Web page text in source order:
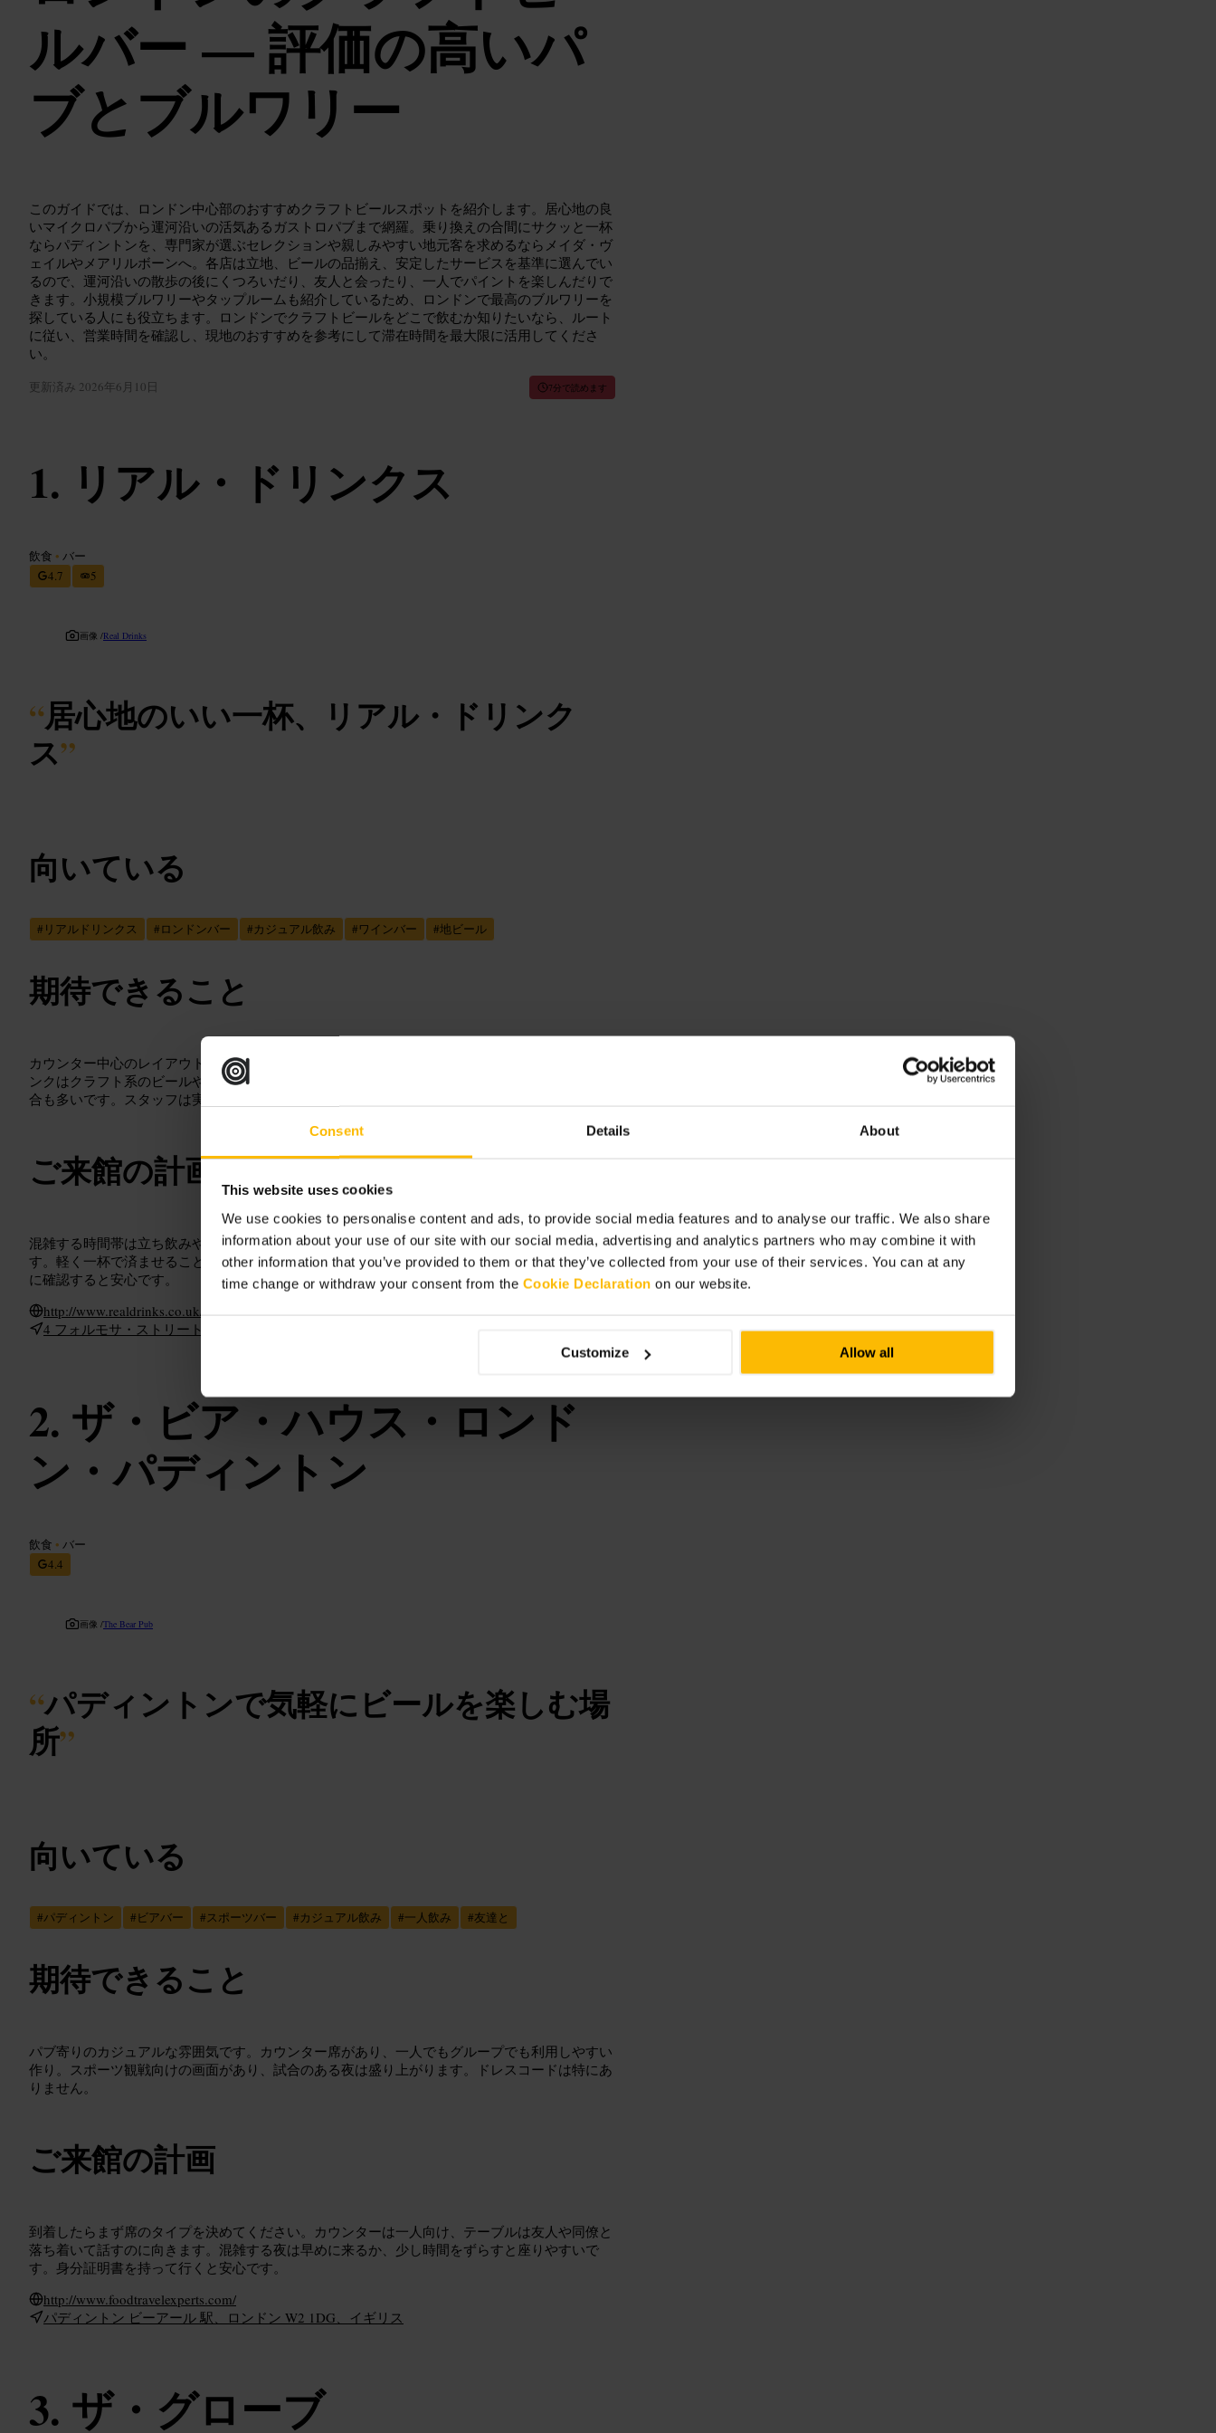
Consent Details About
This website uses cookies
We use cookies to personalise content and ads, to provide social media features and to analyse our traffic. We also share
information about your use of our site with our social media, advertising and analytics partners who may combine it with
other information that you’ve provided to them or that they’ve collected from your use of their services. You can at any
time change or withdraw your consent from the Cookie Declaration on our website.
Customize Allow all
ルバー — 評価の高いパ
ブとブルワリー
このガイドでは、ロンドン中心部のおすすめクラフトビールスポットを紹介します。居心地の良
いマイクロパブから運河沿いの活気あるガストロパブまで網羅。乗り換えの合間にサクッと一杯
ならパディントンを、専門家が選ぶセレクションや親しみやすい地元客を求めるならメイダ・ヴ
ェイルやメアリルボーンへ。各店は立地、ビールの品揃え、安定したサービスを基準に選んでい
るので、運河沿いの散歩の後にくつろいだり、友人と会ったり、一人でパイントを楽しんだりで
きます。小規模ブルワリーやタップルームも紹介しているため、ロンドンで最高のブルワリーを
探している人にも役立ちます。ロンドンでクラフトビールをどこで飲むか知りたいなら、ルート
に従い、営業時間を確認し、現地のおすすめを参考にして滞在時間を最大限に活用してくださ
い。
更新済み 2026年6月10日 7分で読めます
リアル・ドリンクス
飲食 • バー
4.7
5
画像 /Real Drinks
“居心地のいい一杯、リアル・ドリンク
ス”
向いている
# リアルドリンクス #ロンドンバー #カジュアル飲み #ワインバー #地ビール
期待できること
カウンター中心のレイアウトで席数は少なめです。照明は抑えめで会話がしやすい雰囲気。ドリ
ンクはクラフト系のビールやナチュラル系ワインが揃う傾向があります。軽いおつまみがある場
合も多いです。スタッフは実用的で手早くサービスします。
ご来館の計画
混雑する時間帯は立ち飲みや相席が出ることがあるので、グループなら早めの到着がおすすめで
す。軽く一杯で済ませることも、ゆっくり話すことも両方向きます。現地での支払い方法は事前
に確認すると安心です。
http://www.realdrinks.co.uk/
4 フォルモサ・ストリート、ロンドン W9 1EE、イギリス
ザ・ビア・ハウス・ロンド
ン・パディントン
飲食 • バー
4.4
画像 /The Bear Pub
“パディントンで気軽にビールを楽しむ場
所”
向いている
#パディントン #ビアバー #スポーツバー #カジュアル飲み #一人飲み #友達と
期待できること
パブ寄りのカジュアルな雰囲気です。カウンター席があり、一人でもグループでも利用しやすい
作り。スポーツ観戦向けの画面があり、試合のある夜は盛り上がります。ドレスコードは特にあ
りません。
ご来館の計画
到着したらまず席のタイプを決めてください。カウンターは一人向け、テーブルは友人や同僚と
落ち着いて話すのに向きます。混雑する夜は早めに来るか、少し時間をずらすと座りやすいで
す。身分証明書を持って行くと安心です。
http://www.foodtravelexperts.com/
パディントン ビーアール 駅、ロンドン W2 1DG、イギリス
ザ・グローブ